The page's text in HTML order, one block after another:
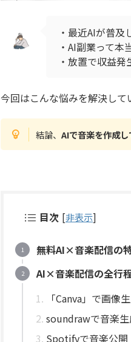
・最近AIが普
・AI副業って本
・放置で収益
今回はこんな悩みを解決して
結論、AIで音楽を作成
目次 [非表示]
無料AI×音楽配信の
AI×音楽配信の全行
「Canva」で画像
soundrawで音楽
Spotifyで音楽公開